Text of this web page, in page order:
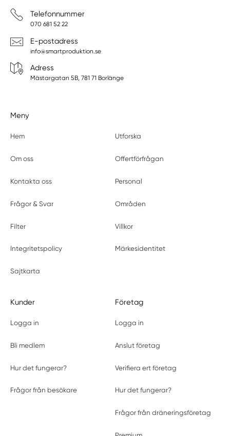
Telefonnummer
070 681 52 22
E-postadress
info@smartproduktion.se
Adress
Mästargatan 5B, 781 71 Borlänge
Meny
Hem Utforska
Om oss Offertförfrågan
Kontakta oss Personal
Frågor & Svar Områden
Filter Villkor
Integritetspolicy Märkesidentitet
Sajtkarta
Kunder
Logga in
Bli medlem
Hur det fungerar?
Frågor från besökare
Företag
Logga in
Anslut företag
Verifiera ert företag
Hur det fungerar?
Frågor från dräneringsföretag